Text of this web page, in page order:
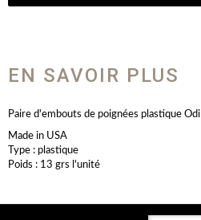
EN SAVOIR PLUS
Paire d'embouts de poignées plastique Odi
Made in USA
Type : plastique
Poids : 13 grs l'unité